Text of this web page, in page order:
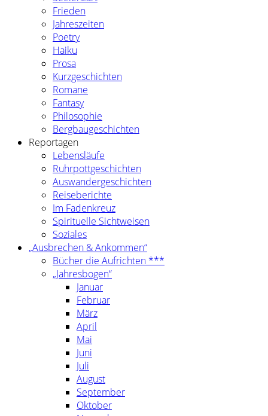
Frieden
Jahreszeiten
Poetry
Haiku
Prosa
Kurzgeschichten
Romane
Fantasy
Philosophie
Bergbaugeschichten
Reportagen
Lebensläufe
Ruhrpottgeschichten
Auswandergeschichten
Reiseberichte
Im Fadenkreuz
Spirituelle Sichtweisen
Soziales
„Ausbrechen & Ankommen“
Bücher die Aufrichten ***
„Jahresbogen“
Januar
Februar
März
April
Mai
Juni
Juli
August
September
Oktober